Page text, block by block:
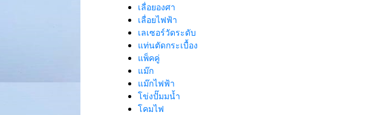
เลื่อยองศา
เลื่อยไฟฟ้า
เลเซอร์วัดระดับ
แท่นตัดกระเบื้อง
แพ็คคู่
แม๊ก
แม๊กไฟฟ้า
โข่งปั๊มมน้ำ
โคมไฟ